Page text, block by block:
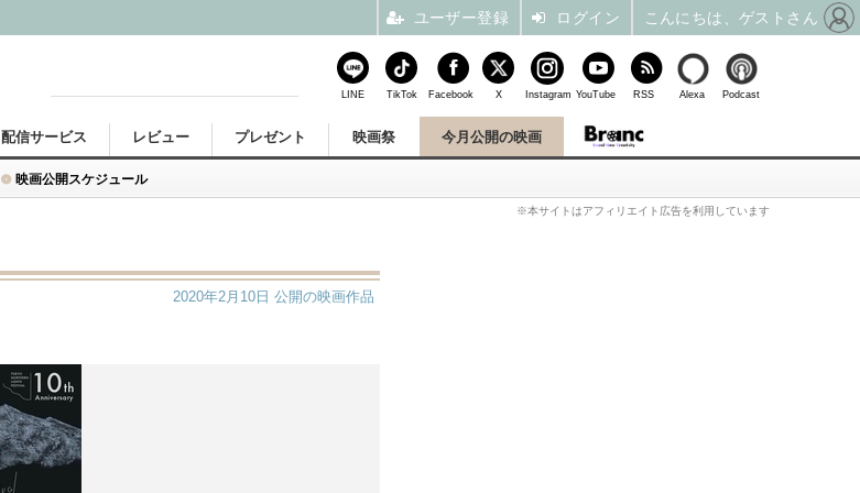
映画公開スケジュール
配信サービス レビュー プレゼント 映画祭 今月公開の映画
※本サイトはアフィリエイト広告を利用しています
2020年2月10日 公開の映画作品
LINE TikTok Facebook X Instagram YouTube RSS Alexa Podcast
ユーザー登録 ログイン こんにちは、ゲストさん